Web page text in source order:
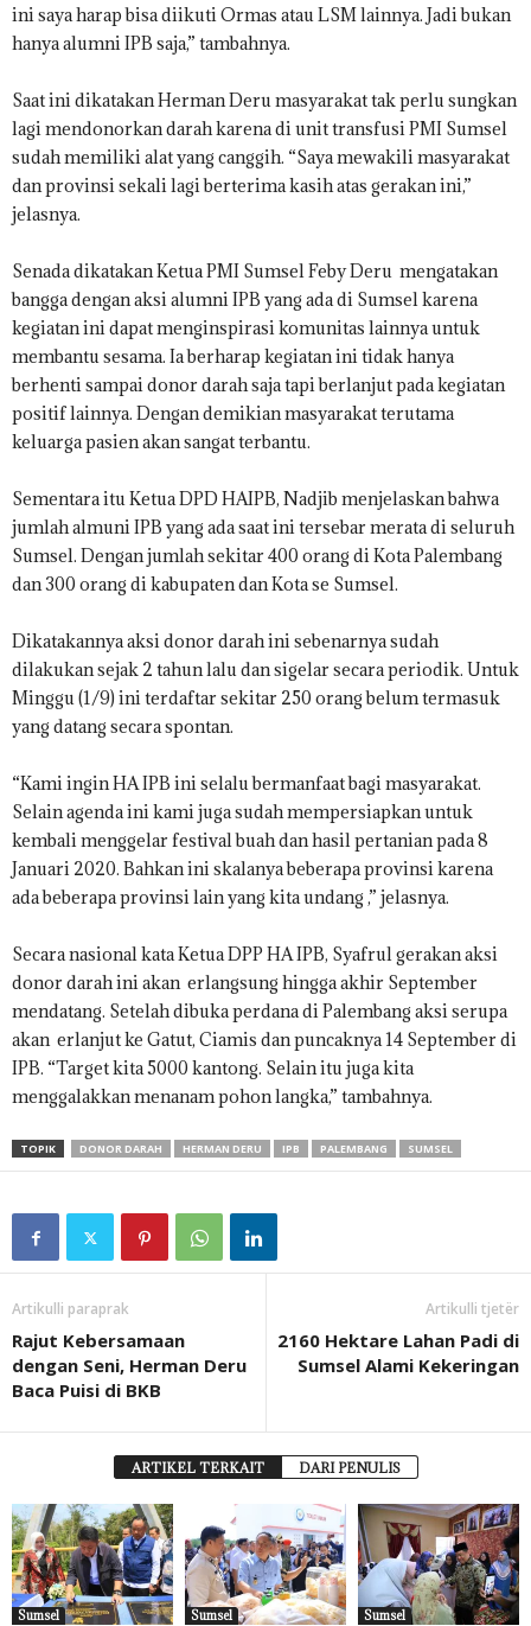
ini saya harap bisa diikuti Ormas atau LSM lainnya. Jadi bukan
hanya alumni IPB saja,” tambahnya.
Saat ini dikatakan Herman Deru masyarakat tak perlu sungkan
lagi mendonorkan darah karena di unit transfusi PMI Sumsel
sudah memiliki alat yang canggih. “Saya mewakili masyarakat
dan provinsi sekali lagi berterima kasih atas gerakan ini,”
jelasnya.
Senada dikatakan Ketua PMI Sumsel Feby Deru mengatakan
bangga dengan aksi alumni IPB yang ada di Sumsel karena
kegiatan ini dapat menginspirasi komunitas lainnya untuk
membantu sesama. Ia berharap kegiatan ini tidak hanya
berhenti sampai donor darah saja tapi berlanjut pada kegiatan
positif lainnya. Dengan demikian masyarakat terutama
keluarga pasien akan sangat terbantu.
Sementara itu Ketua DPD HAIPB, Nadjib menjelaskan bahwa
jumlah almuni IPB yang ada saat ini tersebar merata di seluruh
Sumsel. Dengan jumlah sekitar 400 orang di Kota Palembang
dan 300 orang di kabupaten dan Kota se Sumsel.
Dikatakannya aksi donor darah ini sebenarnya sudah
dilakukan sejak 2 tahun lalu dan sigelar secara periodik. Untuk
Minggu (1/9) ini terdaftar sekitar 250 orang belum termasuk
yang datang secara spontan.
“Kami ingin HA IPB ini selalu bermanfaat bagi masyarakat.
Selain agenda ini kami juga sudah mempersiapkan untuk
kembali menggelar festival buah dan hasil pertanian pada 8
Januari 2020. Bahkan ini skalanya beberapa provinsi karena
ada beberapa provinsi lain yang kita undang ,” jelasnya.
Secara nasional kata Ketua DPP HA IPB, Syafrul gerakan aksi
donor darah ini akan erlangsung hingga akhir September
mendatang. Setelah dibuka perdana di Palembang aksi serupa
akan erlanjut ke Gatut, Ciamis dan puncaknya 14 September di
IPB. “Target kita 5000 kantong. Selain itu juga kita
menggalakkan menanam pohon langka,” tambahnya.
TOPIK DONOR DARAH HERMAN DERU IPB PALEMBANG SUMSEL
Artikulli paraprak
Rajut Kebersamaan
dengan Seni, Herman Deru
Baca Puisi di BKB
Artikulli tjetër
2160 Hektare Lahan Padi di
Sumsel Alami Kekeringan
ARTIKEL TERKAIT DARI PENULIS
Sumsel Sumsel Sumsel